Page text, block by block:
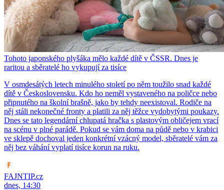
Tohoto japonského plyšáka mělo každé dítě v ČSSR. Dnes je
raritou a sběratelé ho vykupují za tisíce
V osmdesátých letech minulého století po něm toužilo snad každé
dítě v Československu. Kdo ho neměl vystaveného na poličce nebo
připnutého na školní brašně, jako by tehdy neexistoval. Rodiče na
něj stáli nekonečné fronty a platili za něj těžce vydobytými poukazy.
Dnes se tato legendární chlupatá hračka s plastovým obličejem vrací
na scénu v plné parádě. Pokud se vám doma na půdě nebo v krabici
ve sklepě dochoval jeden konkrétní vzácný model, sběratelé vám za
něj bez váhání vyplatí tisíce korun na ruku.
FAJNTIP.cz
dnes, 14:30